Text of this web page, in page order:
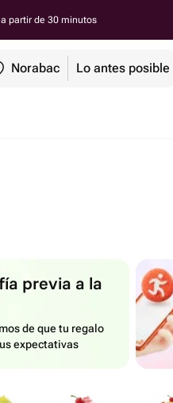
partir de 30 minutos
Norabac Lo antes posible
previa a la
de que tu regalo
expectativas